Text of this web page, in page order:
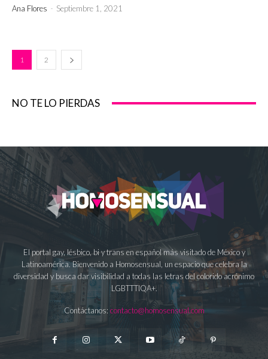
Ana Flores - Septiembre 1, 2021
1 2
NO TE LO PIERDAS
El portal gay, lésbico, bi y trans en español más visitado de México y
Latinoamérica. Bienvenido a Homosensual, un espacio que celebra la
diversidad y busca dar visibilidad a todas las letras del colorido acrónimo
LGBTTTIQA+.
Contáctanos: contacto@homosensual.com